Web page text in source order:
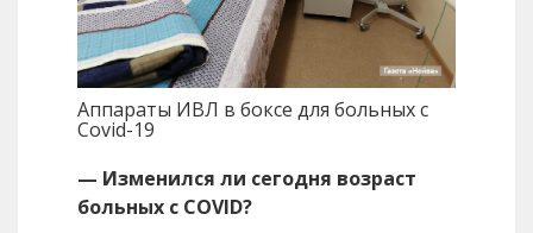
Аппараты ИВЛ в боксе для больных с
Covid-19
— Изменился ли сегодня возраст
больных с COVID?